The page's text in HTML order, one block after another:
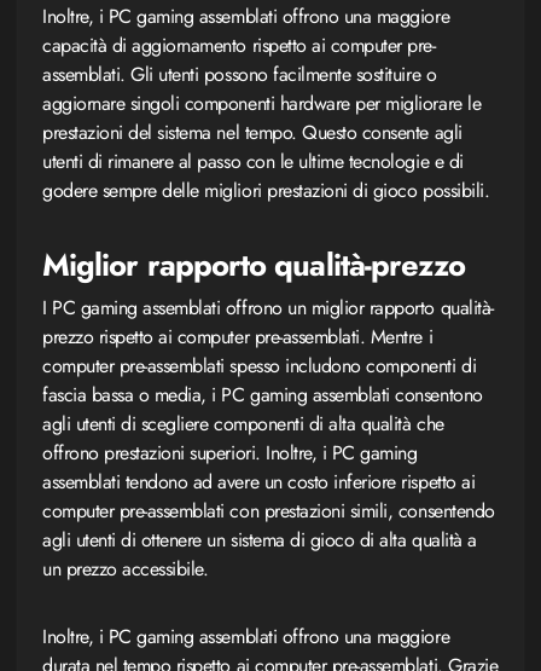
Inoltre, i PC gaming assemblati offrono una maggiore
capacità di aggiornamento rispetto ai computer pre-
assemblati. Gli utenti possono facilmente sostituire o
aggiornare singoli componenti hardware per migliorare le
prestazioni del sistema nel tempo. Questo consente agli
utenti di rimanere al passo con le ultime tecnologie e di
godere sempre delle migliori prestazioni di gioco possibili.
Miglior rapporto qualità-prezzo
I PC gaming assemblati offrono un miglior rapporto qualità-
prezzo rispetto ai computer pre-assemblati. Mentre i
computer pre-assemblati spesso includono componenti di
fascia bassa o media, i PC gaming assemblati consentono
agli utenti di scegliere componenti di alta qualità che
offrono prestazioni superiori. Inoltre, i PC gaming
assemblati tendono ad avere un costo inferiore rispetto ai
computer pre-assemblati con prestazioni simili, consentendo
agli utenti di ottenere un sistema di gioco di alta qualità a
un prezzo accessibile.
Inoltre, i PC gaming assemblati offrono una maggiore